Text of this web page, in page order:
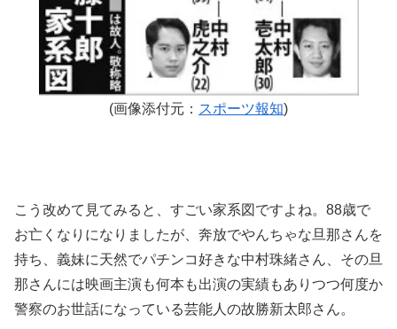
(画像添付元： スポーツ報知)
こう改めて見てみると、すごい家系図ですよね。88歳で
お亡くなりになりましたが、奔放でやんちゃな旦那さんを
持ち、義妹に天然でパチンコ好きな中村珠緒さん、その旦
那さんには映画主演も何本も出演の実績もありつつ何度か
警察のお世話になっている芸能人の故勝新太郎さん。